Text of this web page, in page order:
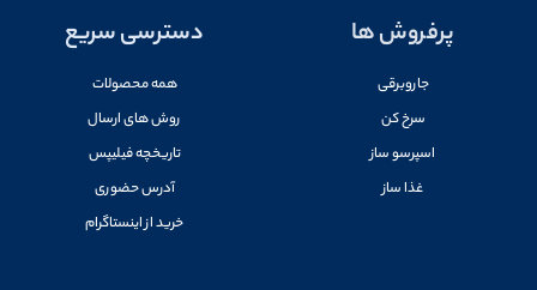
پرفروش ها
جاروبرقی
سرخ کن
اسپرسو ساز
غذا ساز
دسترسی سریع
همه محصولات
روش های ارسال
تاریخچه فیلیپس
آدرس حضوری
خرید از اینستاگرام